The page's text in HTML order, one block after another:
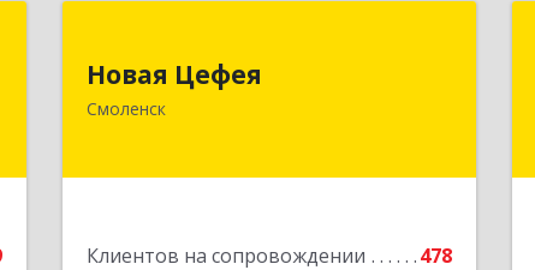
Новая Цефея
Смоленск
Клиентов на сопровождении
478
214018, Смоленская обл, Смоленск г,
Подробнее